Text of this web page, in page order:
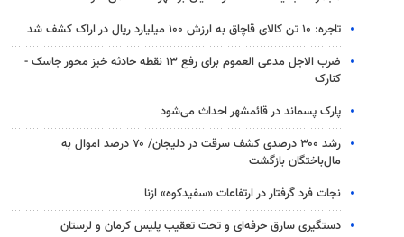
تاجره: ۱۰ تن کالای قاچاق به ارزش ۱۰۰ میلیارد ریال در اراک کشف شد
ضرب الاجل مدعی العموم برای رفع ۱۳ نقطه حادثه خیز محور جاسک -
کنارک
پارک پسماند در قائمشهر احداث می‌شود
رشد ۳۰۰ درصدی کشف سرقت در دلیجان/ ۷۰ درصد اموال به
مال‌باختگان بازگشت
نجات فرد گرفتار در ارتفاعات «سفیدکوه» ازنا
دستگیری سارق حرفه‌ای و تحت تعقیب پلیس کرمان و لرستان